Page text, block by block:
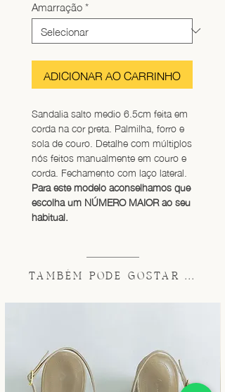
Amarração*
ADICIONAR AO CARRINHO
Sandalia salto medio 6.5cm feita em
corda na cor preta. Palmilha, forro e
sola de couro. Detalhe com múltiplos
nós feitos manualmente em couro e
Para este modelo aconselhamos que
escolha um NÚMERO MAIOR ao seu
habitual.
TAMBÉM PODE GOSTAR ...